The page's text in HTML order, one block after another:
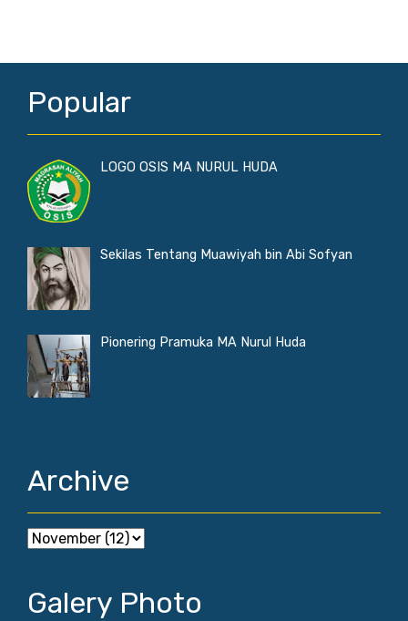
Popular
LOGO OSIS MA NURUL HUDA
Sekilas Tentang Muawiyah bin Abi Sofyan
Pionering Pramuka MA Nurul Huda
Archive
Galery Photo